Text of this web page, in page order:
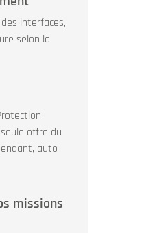
interfaces,
selon la
offre du
auto-
missions